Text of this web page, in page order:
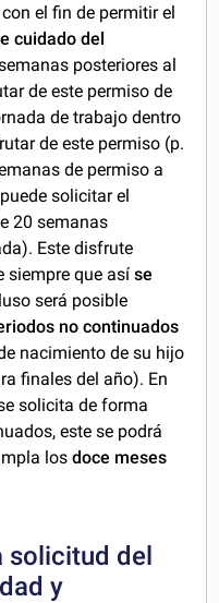
el fin de permitir el
cuidado del
posteriores al
de este permiso de
de trabajo dentro
de este permiso (p.
de permiso a
solicitar el
20 semanas
Este disfrute
siempre que asíse
será posible
no continuados
nacimiento de su hijo
finales del año). En
solicita de forma
este se podrá
losdoce meses
solicitud del
y